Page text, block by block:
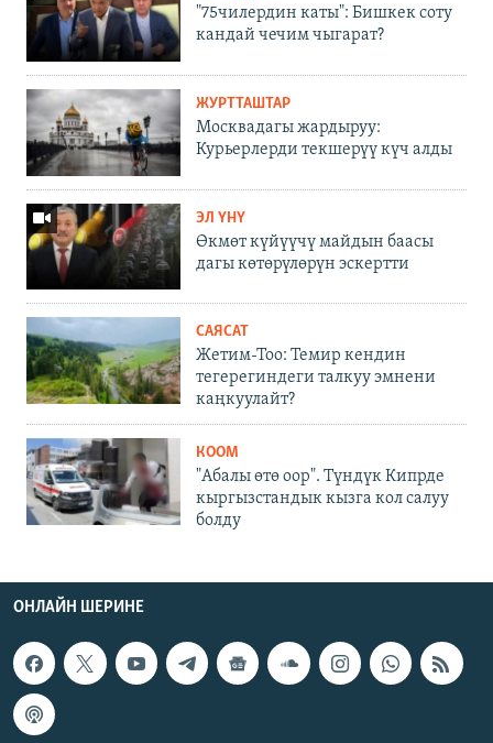
"75чилердин каты": Бишкек соту
кандай чечим чыгарат?
ЖУРТТАШТАР
Москвадагы жардыруу:
Курьерлерди текшерүү күч алды
ЭЛ ҮНҮ
Өкмөт күйүүчү майдын баасы
дагы көтөрүлөрүн эскертти
САЯСАТ
Жетим-Тоо: Темир кендин
тегерегиндеги талкуу эмнени
каңкуулайт?
КООМ
"Абалы өтө оор". Түндүк Кипрде
кыргызстандык кызга кол салуу
болду
ОНЛАЙН ШЕРИНЕ